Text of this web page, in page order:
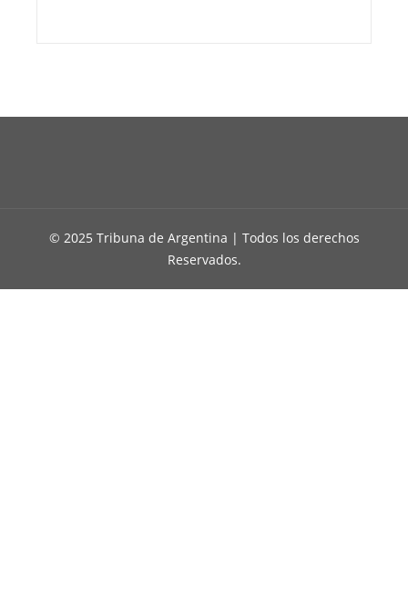
© 2025 Tribuna de Argentina | Todos los derechos
Reservados.